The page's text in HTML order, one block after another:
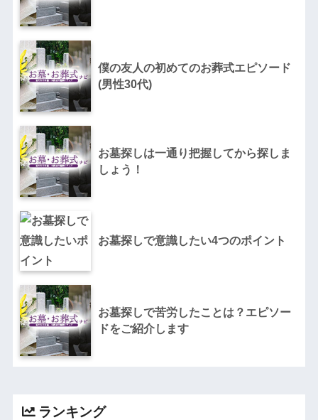
僕の友人の初めてのお葬式エピソード
(男性30代)
お墓探しは一通り把握してから探しま
しょう！
お墓探しで意識したい4つのポイント
お墓探しで苦労したことは？エピソー
ドをご紹介します
ランキング